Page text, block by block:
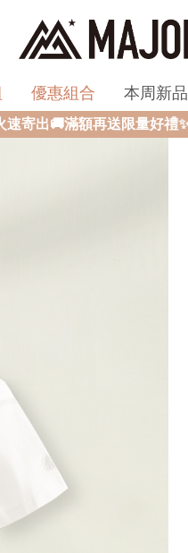
優惠組合 本周新品